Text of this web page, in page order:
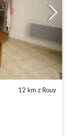
12 km z Rouy